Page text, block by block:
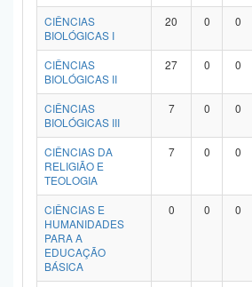
CIÊNCIAS
BIOLÓGICAS I
20 0 0
CIÊNCIAS
BIOLÓGICAS II
27 0 0
CIÊNCIAS
BIOLÓGICAS III
7 0 0
CIÊNCIAS DA
RELIGIÃO E
TEOLOGIA
7 0 0
CIÊNCIAS E
HUMANIDADES
PARA A
EDUCAÇÃO
BÁSICA
0 0 0